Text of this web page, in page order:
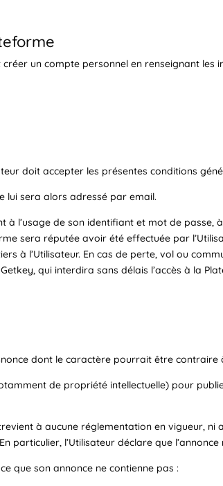
un compte personnel en renseignant les
doit accepter les présentes conditions
lui sera alors adressé par email.
à l’usage de son identifiant et mot de
sera réputée avoir été effectuée par
à l’Utilisateur. En cas de perte, vol ou
qui interdira sans délais l’accès à la
dont le caractère pourrait être contraire
de propriété intellectuelle) pour
à aucune réglementation en vigueur,
particulier, l’Utilisateur déclare que
que son annonce ne contienne pas :